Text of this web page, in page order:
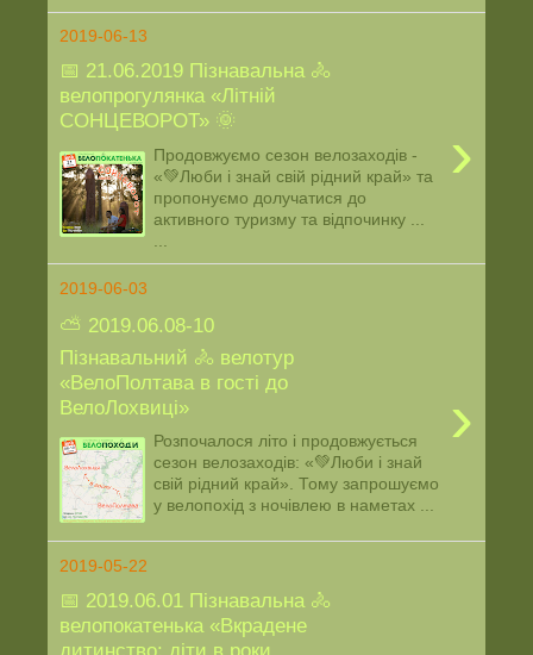
2019-06-13
📅 21.06.2019 Пізнавальна 🚴
велопрогулянка «Літній
СОНЦЕВОРОТ» 🌞
›
Продовжуємо сезон велозаходів -
«💚Люби і знай свій рідний край» та
пропонуємо долучатися до
активного туризму та відпочинку ...
2019-06-03
⛅ 2019.06.08-10
Пізнавальний 🚴 велотур
«ВелоПолтава в гості до
ВелоЛохвиці»
›
Розпочалося літо і продовжується
сезон велозаходів: «💚Люби і знай
свій рідний край». Тому запрошуємо
у велопохід з ночівлею в наметах ...
2019-05-22
📅 2019.06.01 Пізнавальна 🚴
велопокатенька «Вкрадене
дитинство: діти в роки